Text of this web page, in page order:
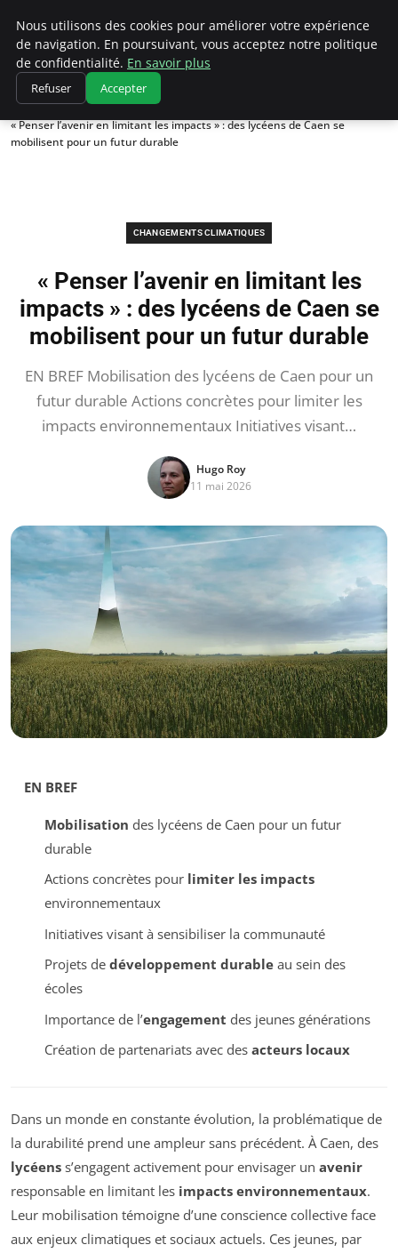
Climatedebtagents
Accueil
Changements climatiques
« Penser l’avenir en limitant les impacts » : des lycéens de Caen se
mobilisent pour un futur durable
CHANGEMENTS CLIMATIQUES
« Penser l’avenir en limitant les
impacts » : des lycéens de Caen se
mobilisent pour un futur durable
EN BREF Mobilisation des lycéens de Caen pour un
futur durable Actions concrètes pour limiter les
impacts environnementaux Initiatives visant…
Hugo Roy
11 mai 2026
EN BREF
Mobilisation des lycéens de Caen pour un futur
durable
Actions concrètes pour limiter les impacts
environnementaux
Initiatives visant à sensibiliser la communauté
Projets de développement durableau sein des
écoles
Importance de l’engagement des jeunes générations
Création de partenariats avec des acteurs locaux
Dans un monde en constante évolution, la problématique de
la durabilité prend une ampleur sans précédent. À Caen, des
lycéens s’engagent activement pour envisager un avenir
responsable en limitant les impacts environnementaux.
Leur mobilisation témoigne d’une conscience collective face
aux enjeux climatiques et sociaux actuels. Ces jeunes, par
Nous utilisons des cookies pour améliorer votre expérience
de navigation. En poursuivant, vous acceptez notre politique
de confidentialité. En savoir plus
Refuser Accepter